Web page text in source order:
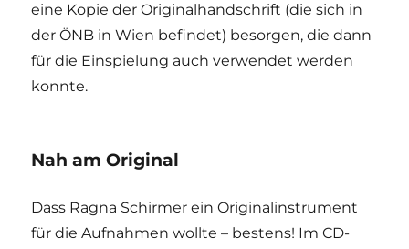
eine Kopie der Originalhandschrift (die sich in
der ÖNB in Wien befindet) besorgen, die dann
für die Einspielung auch verwendet werden
konnte.
Nah am Original
Dass Ragna Schirmer ein Originalinstrument
für die Aufnahmen wollte – bestens! Im CD-